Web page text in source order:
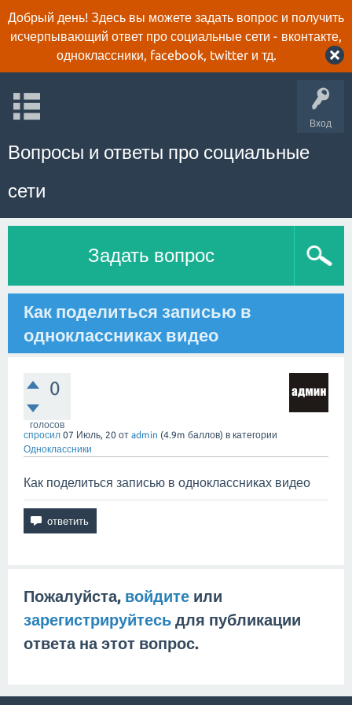
Добрый день! Здесь вы можете задать вопрос и получить
исчерпывающий ответ про социальные сети - вконтакте,
одноклассники, facebook, twitter и тд.
Вход
Вопросы и ответы про социальные
сети
Задать вопрос
Как поделиться записью в
одноклассниках видео
0
голосов
спросил 07 Июль, 20 от admin (4.9m баллов) в категории
Одноклассники
Как поделиться записью в одноклассниках видео
Пожалуйста, войдите или
зарегистрируйтесь для публикации
ответа на этот вопрос.